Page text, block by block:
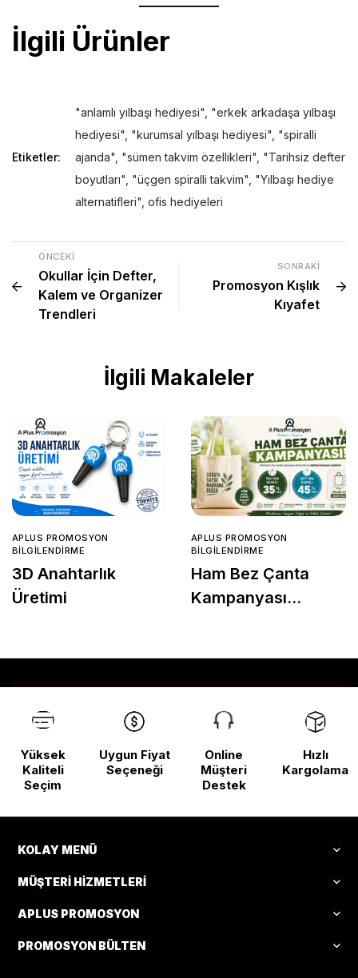
İlgili Ürünler
Etiketler:
"anlamlı yılbaşı hediyesi" "erkek arkadaşa yılbaşı
hediyesi" "kurumsal yılbaşı hediyesi" "spiralli
ajanda" "sümen takvim özellikleri" "Tarihsiz defter
boyutları" "üçgen spiralli takvim" "Yılbaşı hediye
alternatifleri" ofis hediyeleri
ÖNCEKI
Okullar İçin Defter,
Kalem ve Organizer
Trendleri
SONRAKI
Promosyon Kışlık
Kıyafet
İlgili Makaleler
APLUS PROMOSYON
BILGILENDIRME
3D Anahtarlık
Üretimi
APLUS PROMOSYON
BILGILENDIRME
Ham Bez Çanta
Kampanyası
Yüksek
Kaliteli
Seçim
Uygun Fiyat
Seçeneği
Online
Müşteri
Destek
Hızlı
Kargolama
KOLAY MENÜ
MÜŞTERI HIZMETLERI
APLUS PROMOSYON
PROMOSYON BÜLTEN